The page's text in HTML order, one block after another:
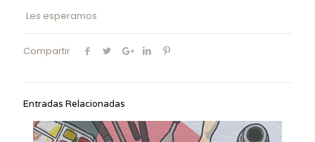
Les esperamos
Compartir
Entradas Relacionadas